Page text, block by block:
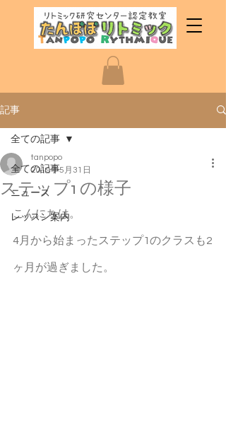
記事
全ての記事
ニュース
レッスン案内
全ての記事
ステップ1 の様子
tanpopo
2019年5月31日
こんにちは。
4月から始まったステップ1のクラスも2
ヶ月が過ぎました。